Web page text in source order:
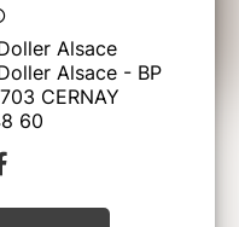
Alsace
Alsace - BP
CERNAY
60